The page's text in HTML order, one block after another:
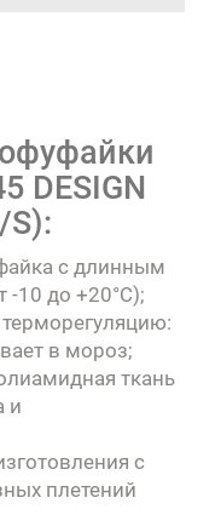
DESIGN
S):
с длинным
-10 до +20°C);
в мороз;
ткань
и
с
плетений